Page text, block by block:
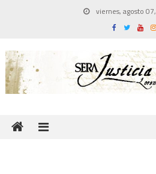
viernes, agosto